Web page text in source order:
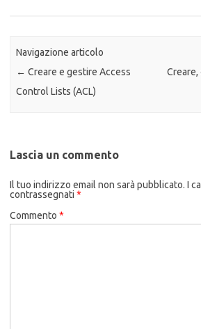
Navigazione articolo
← Creare e gestire Access
Control Lists (ACL)
Lascia un commento
Il tuo indirizzo email non sarà pubblicato. I
contrassegnati *
Commento *